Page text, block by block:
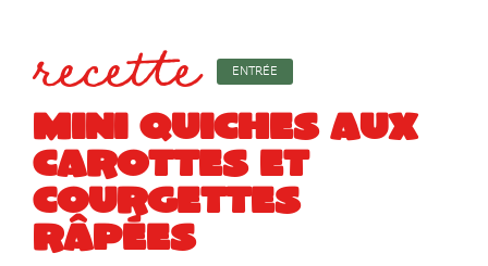
recette ENTRÉE
MINI QUICHES AUX
CAROTTES ET
COURGETTES
RÂPÉES